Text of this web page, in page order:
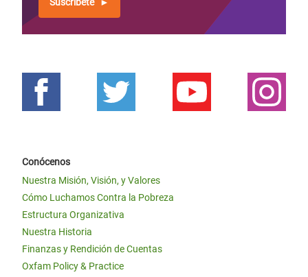
Conócenos
Nuestra Misión, Visión, y Valores
Cómo Luchamos Contra la Pobreza
Estructura Organizativa
Nuestra Historia
Finanzas y Rendición de Cuentas
Oxfam Policy & Practice